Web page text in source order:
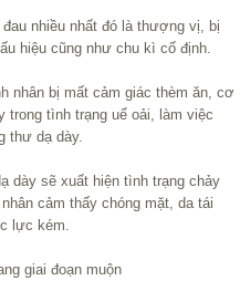
nhiều nhất đó là thượng vị, bị
hiệu cũng như chu kì cố định.
nhân bị mất cảm giác thèm ăn, cơ
trong tình trạng uể oải, làm việc
thư dạ dày.
dày sẽ xuất hiện tình trạng chảy
cảm thấy chóng mặt, da tái
lực kém.
giai đoạn muộn